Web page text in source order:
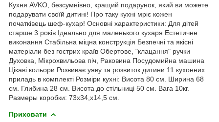
Кухня AVKO, безсумнівно, кращий подарунок, який ви можете
подарувати своїй дитині! Про таку кухні мріє кожен
початківець шеф-кухар! Основні характеристики: Для дітей
старше 3 років Ідеально для маленького кухаря Естетичне
виконання Стабільна міцна конструкція Безпечні та якісні
матеріали без гострих країв Обертове, "клацання" ручки
Духовка, Мікрохвильова піч, Раковина Посудомийна машина
Цікаві кольори Розвиває уяву та розвиток дитини 11 кухонних
приладь в комплекті Розміри кухні: Висота 80 см. Ширина 68
см. Глибина 28 см. Висота до стільниці 50 см. Вага 10кг.
Размеры коробки: 73х34,х14,5 см.
Приховати